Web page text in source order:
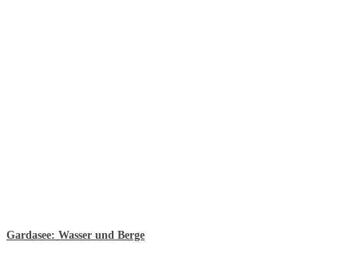
Gardasee: Wasser und Berge